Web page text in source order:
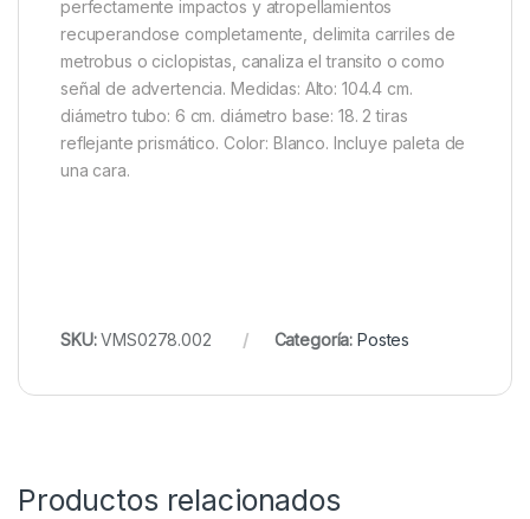
perfectamente impactos y atropellamientos
recuperandose completamente, delimita carriles de
metrobus o ciclopistas, canaliza el transito o como
señal de advertencia. Medidas: Alto: 104.4 cm.
diámetro tubo: 6 cm. diámetro base: 18. 2 tiras
reflejante prismático. Color: Blanco. Incluye paleta de
una cara.
SKU:VMS0278.002 Categoría: Postes
Productos relacionados